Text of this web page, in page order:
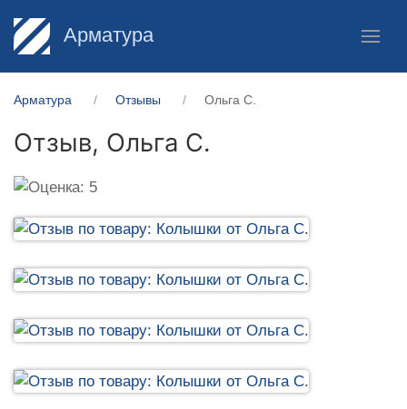
Арматура
Арматура Отзывы Ольга С.
Отзыв, Ольга С.